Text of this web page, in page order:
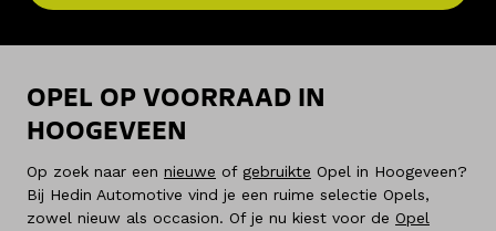
OPEL OP VOORRAAD IN
HOOGEVEEN
Op zoek naar een nieuwe of gebruikte Opel in Hoogeveen?
Bij Hedin Automotive vind je een ruime selectie Opels,
zowel nieuw als occasion. Of je nu kiest voor de Opel